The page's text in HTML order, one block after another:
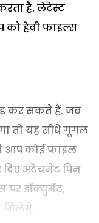
है. लेटेस्ट
को हैवी फाइल्स
कर सकते हैं. जब
तो यह सीधे गूगल
आप कोई फाइल
अटैचमेंट पिन
डॉक्युमेंट,
मिलेंगे.